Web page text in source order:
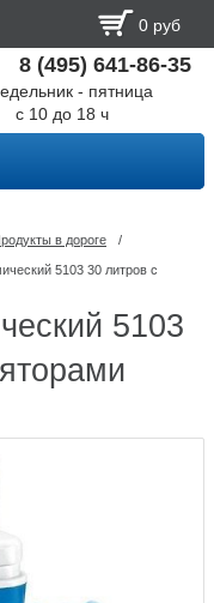
0 руб
8 (495) 641-86-35
- пятница
с 10 до 18 ч
в дороге /
5103 30 литров с
5103